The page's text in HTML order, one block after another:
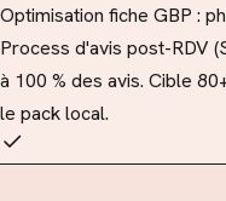
Optimisation fiche GBP :
Process d'avis post-RDV
à 100 % des avis. Cible
le pack local.